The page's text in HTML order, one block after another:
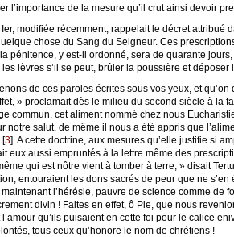
l’importance de la mesure qu’il crut ainsi devoir
modifiée récemment, rappelait le décret attribué
chose du Sang du Seigneur. Ces
pénitence, y est-il ordonné, sera de quarante
lèvres s’il se peut, brûler la poussière et
de ces paroles écrites sous vos yeux, et
» proclamait dès le milieu du second siècle à
commun, cet aliment nommé chez nous
notre salut, de même il nous a été appris que
[3]. A cette doctrine, aux mesures qu’elle justifie si
eux aussi empruntés à la lettre même des
qui est nôtre vient à tomber à terre, » disait
entouraient les dons sacrés de peur que ne
maintenant l’hérésie, pauvre de science comme de
divin ! Faites en effet, ô Pie, que nous
qu’ils puisaient en cette foi pour le calice
tous ceux qu’honore le nom de chrétiens !